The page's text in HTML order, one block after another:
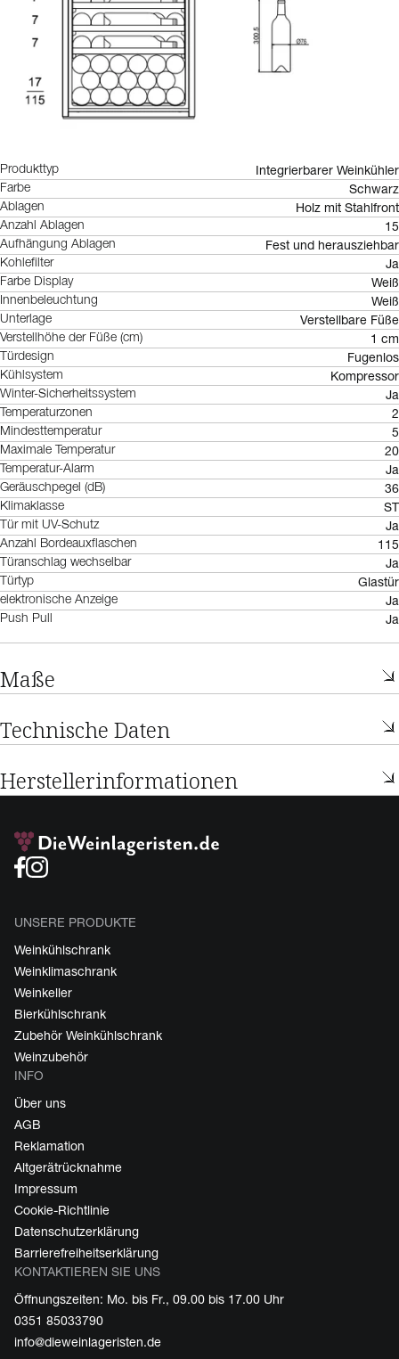
Produkttyp Integrierbarer Weinkühler
Farbe Schwarz
Ablagen Holz mit Stahlfront
Anzahl Ablagen 15
Aufhängung Ablagen Fest und herausziehbar
Kohlefilter Ja
Farbe Display Weiß
Innenbeleuchtung Weiß
Unterlage Verstellbare Füße
Verstellhöhe der Füße (cm) 1 cm
Türdesign Fugenlos
Kühlsystem Kompressor
Winter-Sicherheitssystem Ja
Temperaturzonen 2
Mindesttemperatur 5
Maximale Temperatur 20
Temperatur-Alarm Ja
Geräuschpegel (dB) 36
Klimaklasse ST
Tür mit UV-Schutz Ja
Anzahl Bordeauxflaschen 115
Türanschlag wechselbar Ja
Türtyp Glastür
elektronische Anzeige Ja
Push Pull Ja
Maße
Technische Daten
Herstellerinformationen
UNSERE PRODUKTE
Weinkühlschrank
Weinklimaschrank
Weinkeller
Bierkühlschrank
Zubehör Weinkühlschrank
Weinzubehör
INFO
Über uns
AGB
Reklamation
Altgerätrücknahme
Impressum
Cookie-Richtlinie
Datenschutzerklärung
Barrierefreiheitserklärung
KONTAKTIEREN SIE UNS
Öffnungszeiten: Mo. bis Fr., 09.00 bis 17.00 Uhr
0351 85033790
info@dieweinlageristen.de